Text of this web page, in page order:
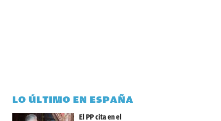
LO ÚLTIMO EN ESPAÑA
El PP cita en el